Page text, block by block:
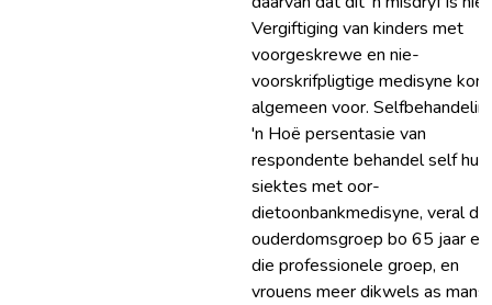
Vergiftiging van kinders met
voorgeskrewe en nie-
voorskrifpligtige medisyne kom
algemeen voor.
'n Hoë persentasie van
respondente behandel self hul
siektes met oor-
dietoonbankmedisyne, veral die
ouderdomsgroep bo 65 jaar en
die professionele groep, en
vrouens meer dikwels as mans.